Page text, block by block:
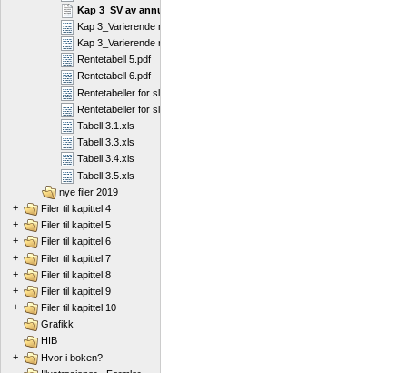
Kap 3_SV av annuitet.rtf
Kap 3_Varierende rente.doc
Kap 3_Varierende rente.pdf
Rentetabell 5.pdf
Rentetabell 6.pdf
Rentetabeller for sluttverdi av annuitet.docx
Rentetabeller for sluttverdi av annuitet.pdf
Tabell 3.1.xls
Tabell 3.3.xls
Tabell 3.4.xls
Tabell 3.5.xls
nye filer 2019
+
Filer til kapittel 4
+
Filer til kapittel 5
+
Filer til kapittel 6
+
Filer til kapittel 7
+
Filer til kapittel 8
+
Filer til kapittel 9
+
Filer til kapittel 10
Grafikk
HIB
+
Hvor i boken?